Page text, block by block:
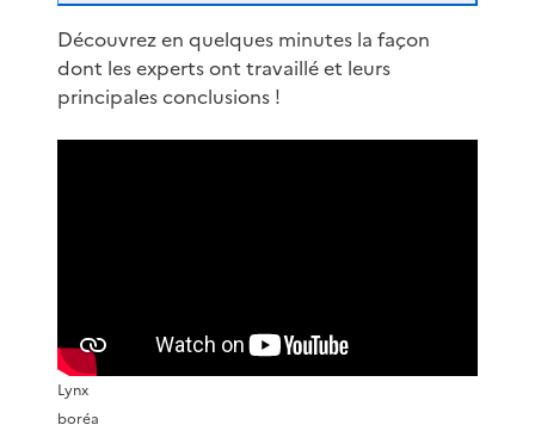
Découvrez en quelques minutes la façon
dont les experts ont travaillé et leurs
principales conclusions !
Lynx
boréa